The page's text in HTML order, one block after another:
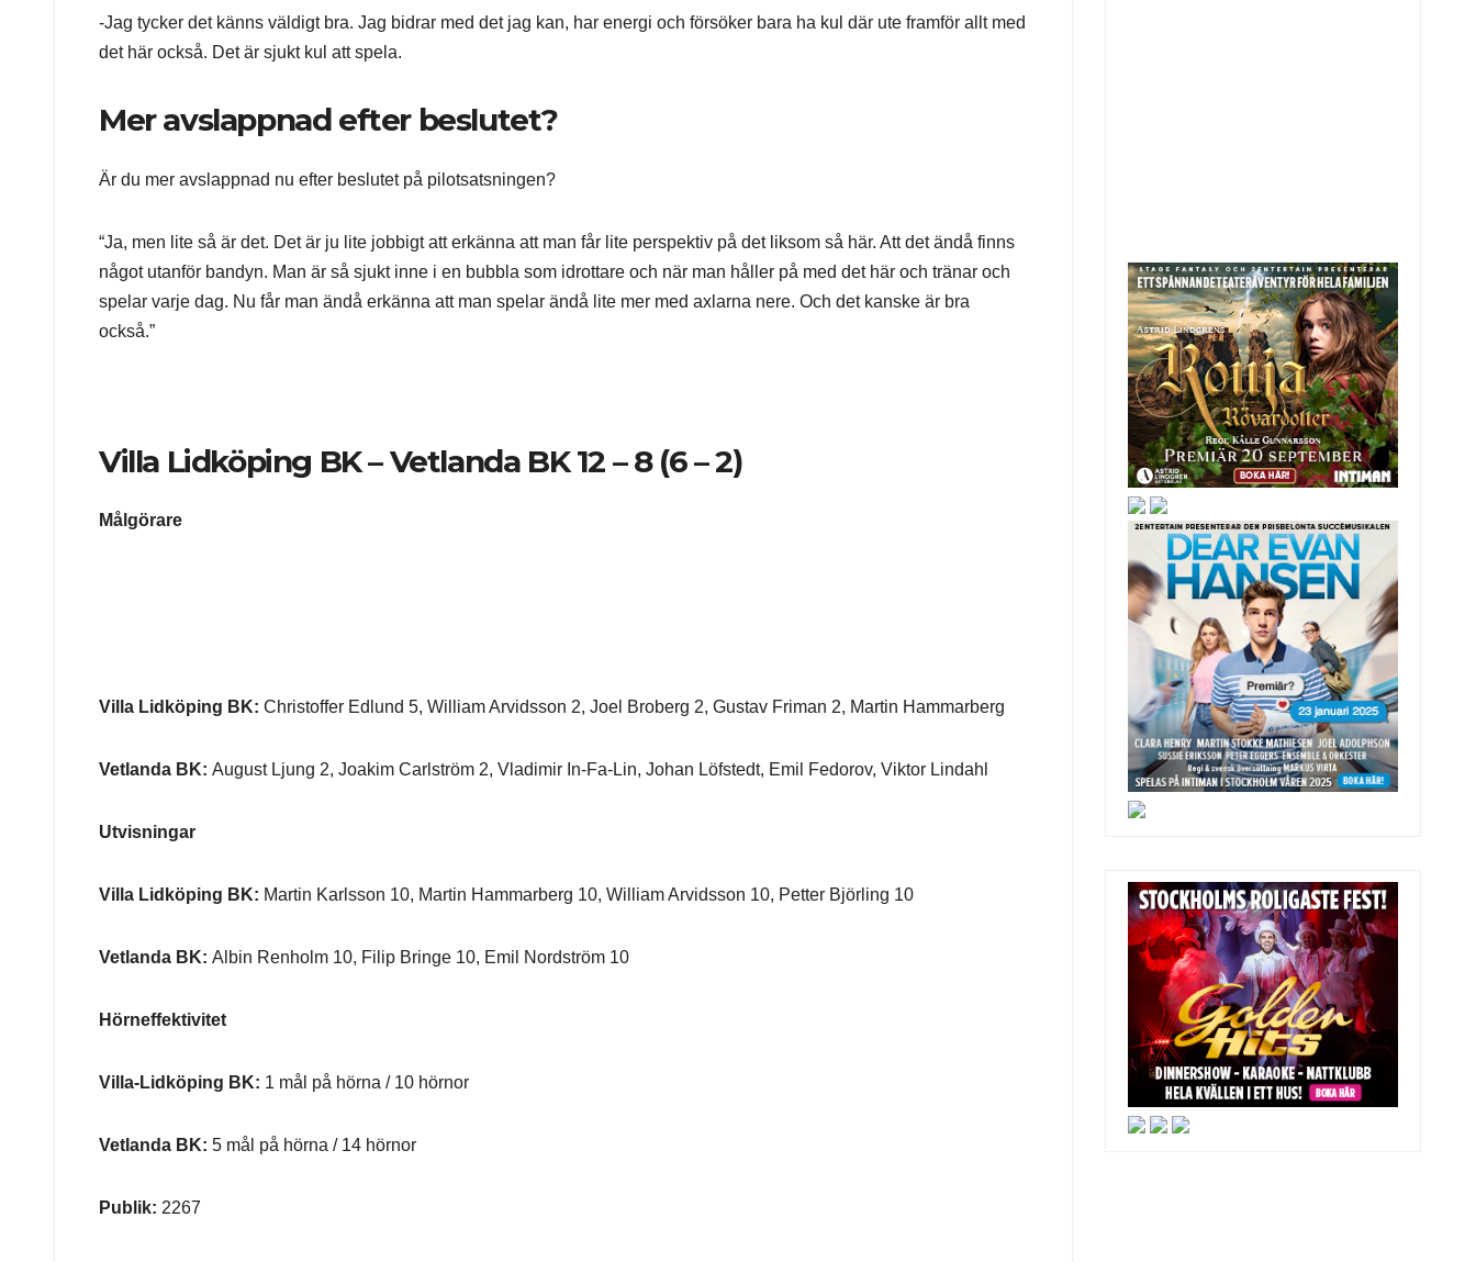
-Jag tycker det känns väldigt bra. Jag bidrar med det jag kan, har energi och försöker bara ha kul där ute framför allt med
det här också. Det är sjukt kul att spela.
Mer avslappnad efter beslutet?
Är du mer avslappnad nu efter beslutet på pilotsatsningen?
“Ja, men lite så är det. Det är ju lite jobbigt att erkänna att man får lite perspektiv på det liksom så här. Att det ändå finns
något utanför bandyn. Man är så sjukt inne i en bubbla som idrottare och när man håller på med det här och tränar och
spelar varje dag. Nu får man ändå erkänna att man spelar ändå lite mer med axlarna nere. Och det kanske är bra
också.”
Villa Lidköping BK – Vetlanda BK 12 – 8 (6 – 2)
Målgörare
Villa Lidköping BK: Christoffer Edlund 5, William Arvidsson 2, Joel Broberg 2, Gustav Friman 2, Martin Hammarberg
Vetlanda BK: August Ljung 2, Joakim Carlström 2, Vladimir In-Fa-Lin, Johan Löfstedt, Emil Fedorov, Viktor Lindahl
Utvisningar
Villa Lidköping BK: Martin Karlsson 10, Martin Hammarberg 10, William Arvidsson 10, Petter Björling 10
Vetlanda BK: Albin Renholm 10, Filip Bringe 10, Emil Nordström 10
Hörneffektivitet
Villa-Lidköping BK: 1 mål på hörna / 10 hörnor
Vetlanda BK: 5 mål på hörna / 14 hörnor
Publik: 2267